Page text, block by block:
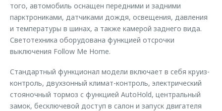
того, автомобиль оснащен передними и задними
парктрониками, датчиками дождя, освещения, давления
и температуры в шинах, а также камерой заднего вида.
Светотехника оборудована функцией отсрочки
выключения Follow Me Home.
Стандартный функционал модели включает в себя круиз-
контроль, двухзонный климат-контроль, электрический
стояночный тормоз с функцией AutoHold, центральный
замок, бесключевой доступ в салон и запуск двигателя